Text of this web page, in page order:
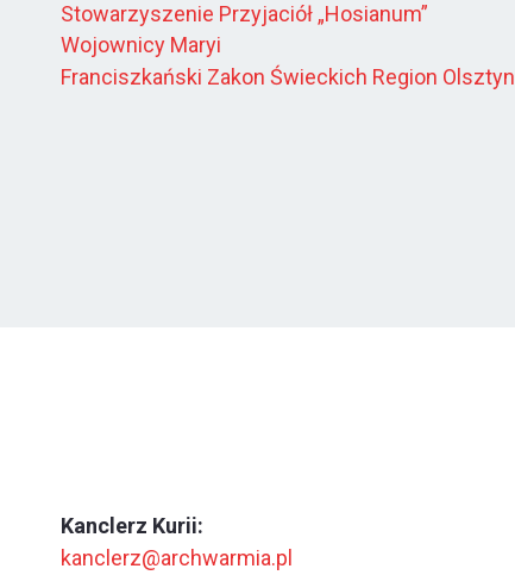
Stowarzyszenie Przyjaciół „Hosianum”
Wojownicy Maryi
Franciszkański Zakon Świeckich Region Olsztyn
Kanclerz Kurii:
kanclerz@archwarmia.pl